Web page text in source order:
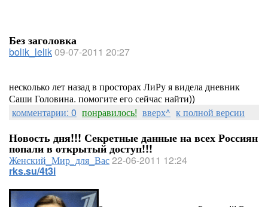
Без заголовка
bolik_lelik09-07-2011 20:27
несколько лет назад в просторах ЛиРу я видела дневник
Саши Головина. помогите его сейчас найти))
комментарии: 0 понравилось! вверх^ к полной версии
Новость дня!!! Секретные данные на всех Россиян
попали в открытый доступ!!!
Женский_Мир_для_Вас22-06-2011 12:24
rks.su/4t3i